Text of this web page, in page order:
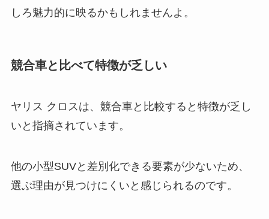
しろ魅力的に映るかもしれませんよ。
競合車と比べて特徴が乏しい
ヤリス クロスは、競合車と比較すると特徴が乏し
いと指摘されています。
他の小型SUVと差別化できる要素が少ないため、
選ぶ理由が見つけにくいと感じられるのです。